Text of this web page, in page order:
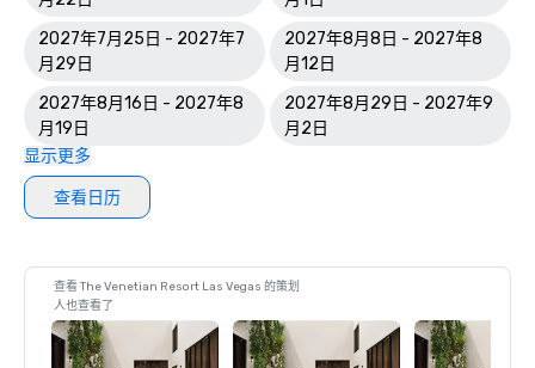
2027年7月25日 - 2027年7
月29日
2027年8月8日 - 2027年8
月12日
2027年8月16日 - 2027年8
月19日
2027年8月29日 - 2027年9
月2日
显示更多
查看日历
查看 The Venetian Resort Las Vegas 的策划
人也查看了